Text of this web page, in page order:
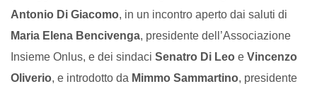
Antonio Di Giacomo, in un incontro aperto dai saluti di
Maria Elena Bencivenga, presidente dell’Associazione
Insieme Onlus, e dei sindaci Senatro Di Leo e Vincenzo
Oliverio, e introdotto da Mimmo Sammartino, presidente